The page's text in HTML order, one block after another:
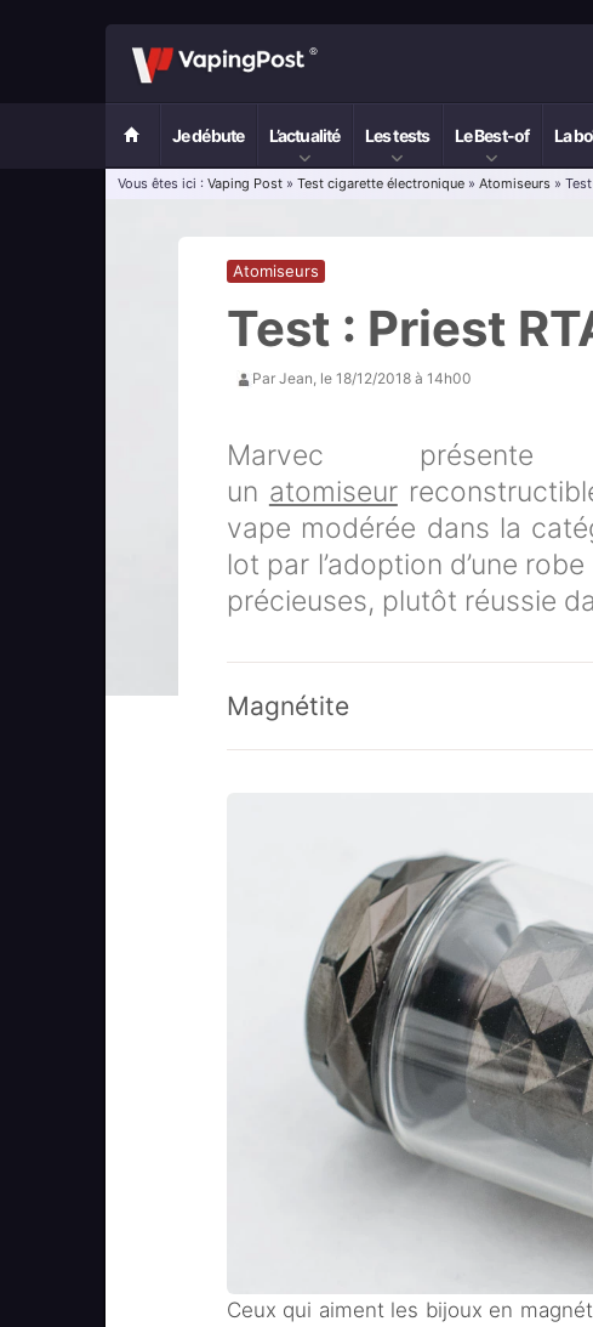
Je débute L’actualité Les tests Le Best-of La
Vous êtes ici : Vaping Post » Test cigarette électronique » Atomiseurs »
Test : Priest
Atomiseurs
Par Jean, le 18/12/2018 à 14h00
Marvec
un atomiseur
vape modérée dans la
lot par l’adoption d’une
précieuses, plutôt réussie
Magnétite
Ceux qui aiment les bijoux en